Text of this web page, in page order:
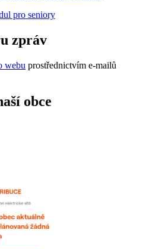
zpráv
webu prostřednictvím e-mailů
obce